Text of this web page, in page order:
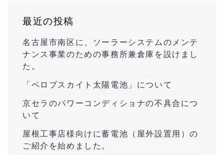
最近の投稿
名古屋市南区に、ソーラーシステムのメンテ
ナンス事業のための事務所兼倉庫を設けまし
た。
「ペロブスカイト太陽電池」について
京セラのパワーコンディショナの不具合につ
いて
屋根工事店様向けに蓄電池（屋外設置用）の
ご紹介を始めました。